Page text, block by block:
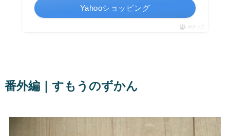
Yahooショッピング
ポチップ
番外編｜すもうのずかん